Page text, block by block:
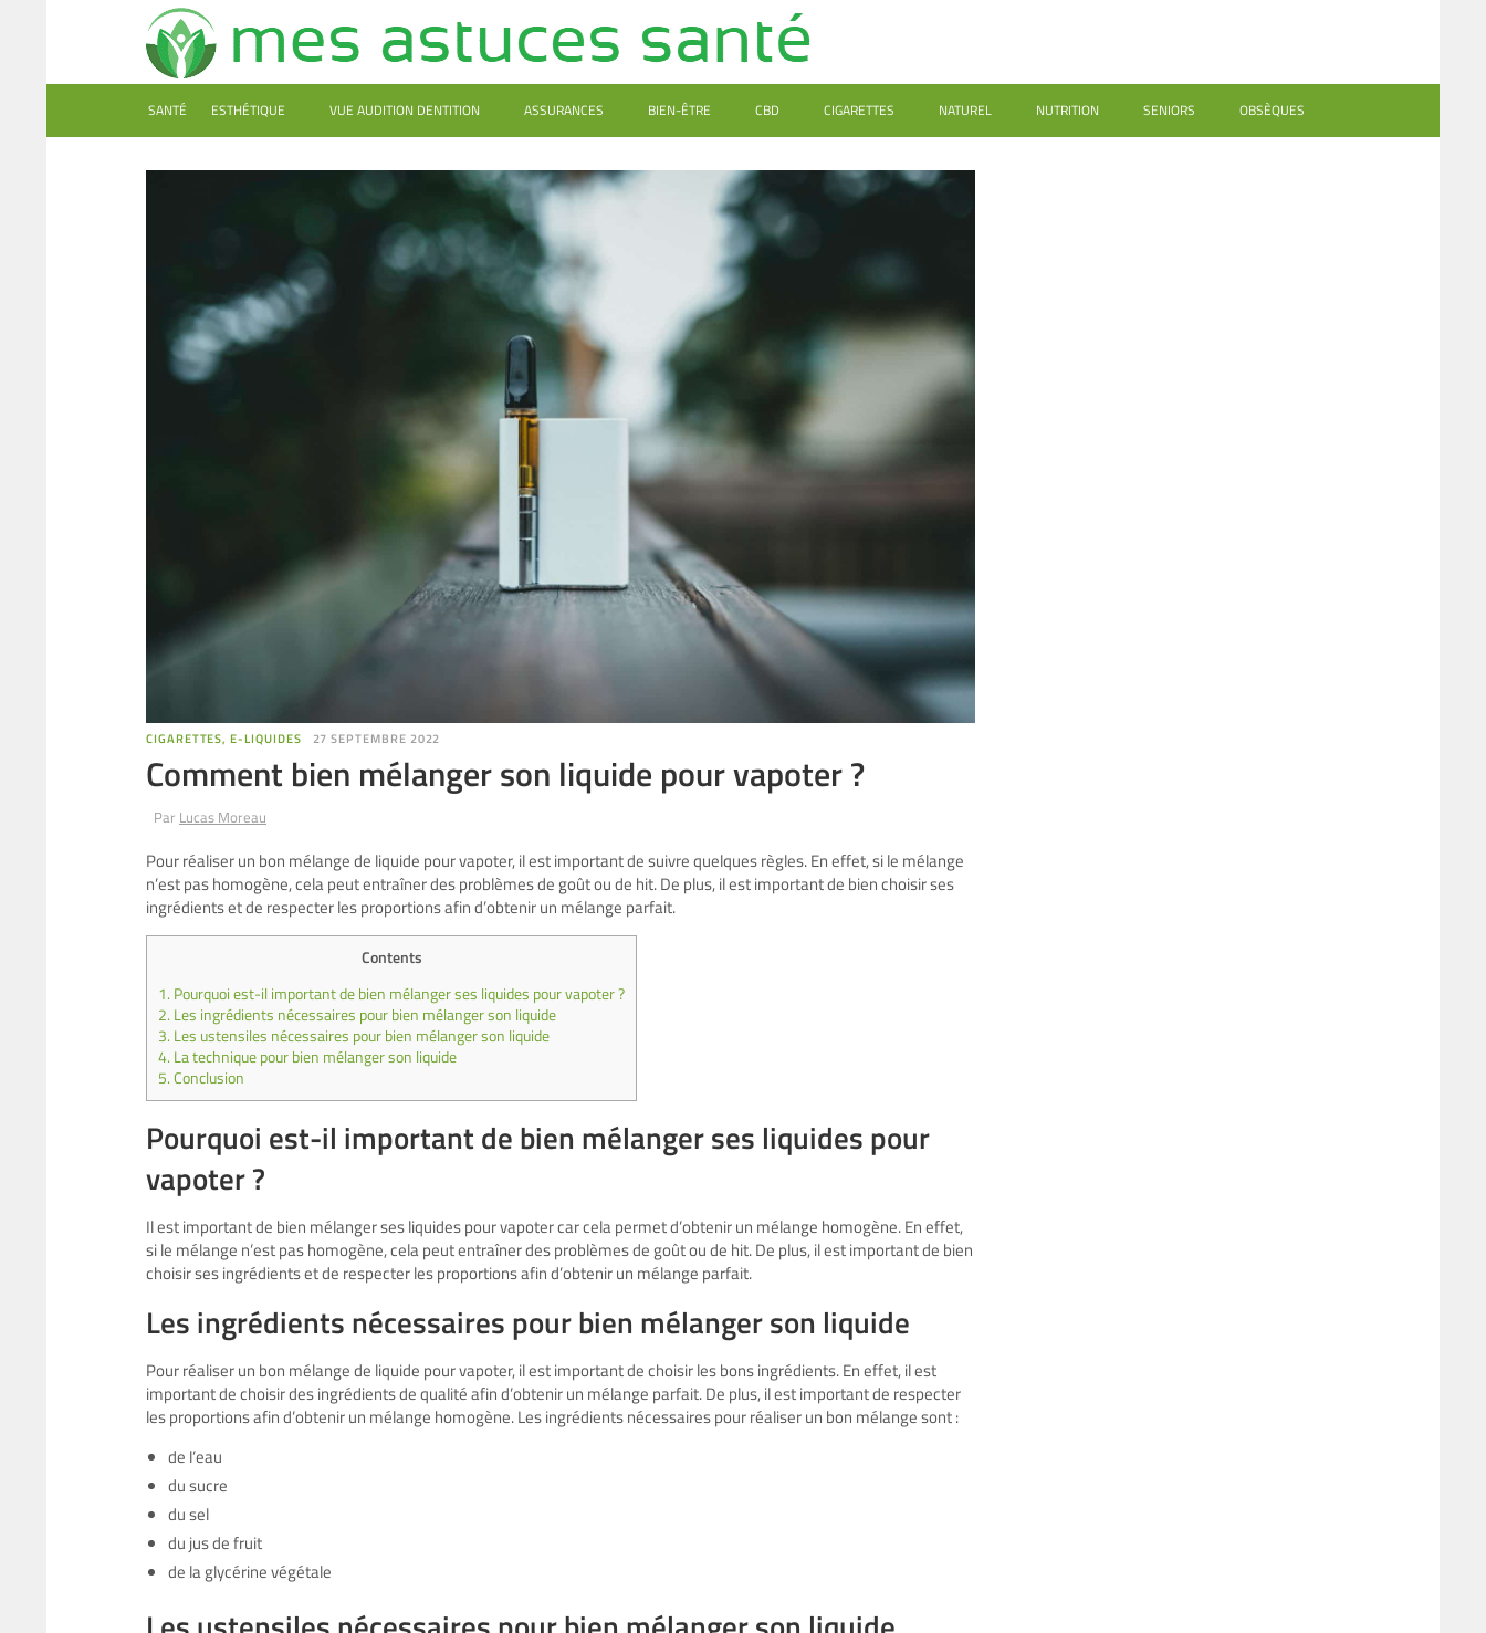
SANTÉ ESTHÉTIQUE VUE AUDITION DENTITION ASSURANCES BIEN-ÊTRE CBD CIGARETTES NATUREL NUTRITION SENIORS OBSÈQUES
CIGARETTES, E-LIQUIDES 27 SEPTEMBRE 2022
Comment bien mélanger son liquide pour vapoter ?
Par Lucas Moreau
Pour réaliser un bon mélange de liquide pour vapoter, il est important de suivre quelques règles. En effet, si le mélange
n’est pas homogène, cela peut entraîner des problèmes de goût ou de hit. De plus, il est important de bien choisir ses
ingrédients et de respecter les proportions afin d’obtenir un mélange parfait.
Contents
1. Pourquoi est-il important de bien mélanger ses liquides pour vapoter ?
2. Les ingrédients nécessaires pour bien mélanger son liquide
3. Les ustensiles nécessaires pour bien mélanger son liquide
4. La technique pour bien mélanger son liquide
5.Conclusion
Pourquoi est-il important de bien mélanger ses liquides pour
vapoter ?
Il est important de bien mélanger ses liquides pour vapoter car cela permet d’obtenir un mélange homogène. En effet,
si le mélange n’est pas homogène, cela peut entraîner des problèmes de goût ou de hit. De plus, il est important de bien
choisir ses ingrédients et de respecter les proportions afin d’obtenir un mélange parfait.
Les ingrédients nécessaires pour bien mélanger son liquide
Pour réaliser un bon mélange de liquide pour vapoter, il est important de choisir les bons ingrédients. En effet, il est
important de choisir des ingrédients de qualité afin d’obtenir un mélange parfait. De plus, il est important de respecter
les proportions afin d’obtenir un mélange homogène. Les ingrédients nécessaires pour réaliser un bon mélange sont :
de l’eau
du sucre
du sel
du jus de fruit
de la glycérine végétale